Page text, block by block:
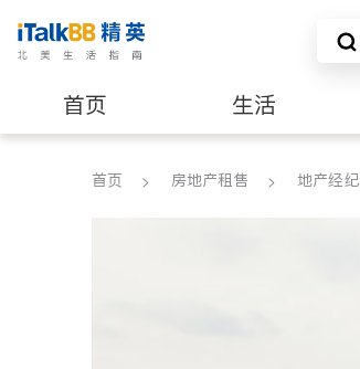
首页 生活
养老 非盈利组织
首页 房地产租售 地产经纪